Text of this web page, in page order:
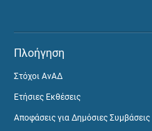
Πλοήγηση
Στόχοι ΑνΑΔ
Ετήσιες Εκθέσεις
Αποφάσεις για Δημόσιες Συμβάσεις